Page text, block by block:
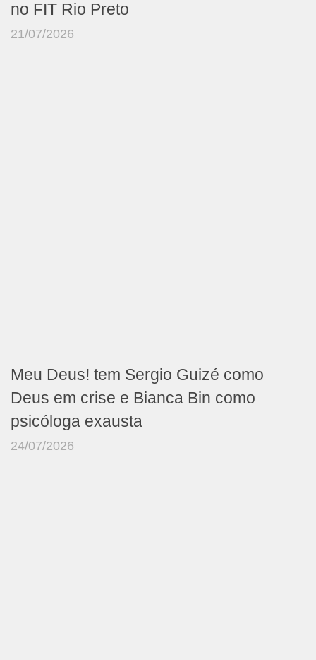
no FIT Rio Preto
21/07/2026
Meu Deus! tem Sergio Guizé como
Deus em crise e Bianca Bin como
psicóloga exausta
24/07/2026